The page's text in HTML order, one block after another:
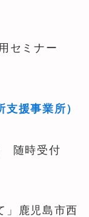
セミナー
援事業所）
随時受付
鹿児島市西